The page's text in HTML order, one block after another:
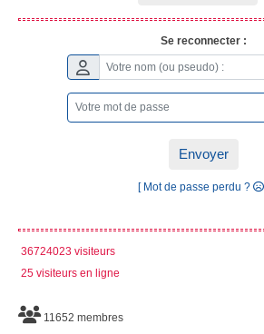
Se reconnecter :
Envoyer
[ Mot de passe perdu ?
36724023 visiteurs
25 visiteurs en ligne
11652 membres